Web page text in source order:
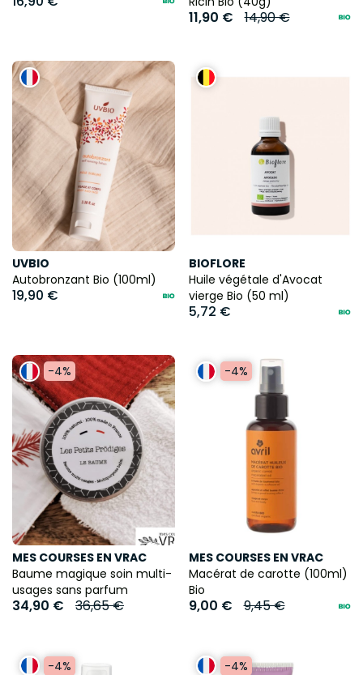
11,90 € 14,90 €
UVBIO
Autobronzant Bio (100ml)
19,90 €
BIOFLORE
Huile végétale d'Avocat
vierge Bio (50 ml)
5,72 €
-4%
MES COURSES EN VRAC
Baume magique soin multi-
usages sans parfum
34,90 € 36,65 €
-4%
MES COURSES EN VRAC
Macérat de carotte (100ml)
Bio
9,00 € 9,45 €
-4% -4%